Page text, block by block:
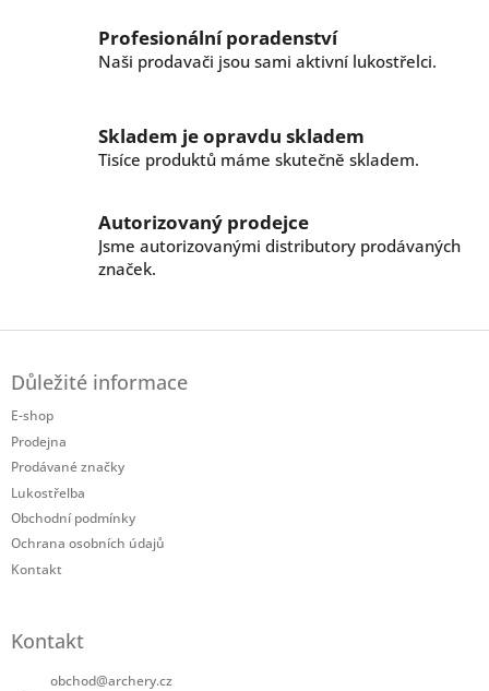
p
r
v
ý
s
u
Profesionální poradenství
Naši prodavači jsou sami aktivní lukostřelci.
Skladem je opravdu skladem
Tisíce produktů máme skutečně skladem.
Autorizovaný prodejce
Jsme autorizovanými distributory prodávaných
značek.
Důležité informace
E-shop
Prodejna
Prodávané značky
Lukostřelba
Obchodní podmínky
Ochrana osobních údajů
Kontakt
Kontakt
obchod@archery.cz